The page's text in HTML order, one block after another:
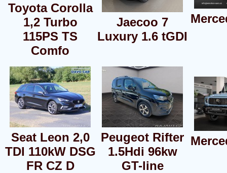
Toyota Corolla
1,2 Turbo
115PS TS
Comfo
Jaecoo 7
Luxury 1.6 tGDI
Seat Leon 2,0
TDI 110kW DSG
FR CZ D
Peugeot Rifter
1.5Hdi 96kw
GT-line